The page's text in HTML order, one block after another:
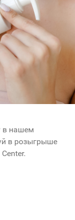
в нашем
в розыгрыше